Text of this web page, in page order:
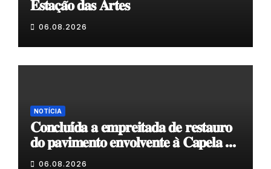
𝐄𝐬𝐭𝐚𝐜̧𝐚̃𝐨 𝐝𝐚𝐬 𝐀𝐫𝐭𝐞𝐬
06.08.2026
NOTÍCIA
𝐂𝐨𝐧𝐜𝐥𝐮𝐢́𝐝𝐚 𝐚 𝐞𝐦𝐩𝐫𝐞𝐢𝐭𝐚𝐝𝐚 𝐝𝐞 𝐫𝐞𝐬𝐭𝐚𝐮𝐫𝐨
𝐝𝐨 𝐩𝐚𝐯𝐢𝐦𝐞𝐧𝐭𝐨 𝐞𝐧𝐯𝐨𝐥𝐯𝐞𝐧𝐭𝐞 𝐚̀ 𝐂𝐚𝐩𝐞𝐥𝐚 𝐝𝐞
𝐂𝐨𝐯𝐚𝐬
06.08.2026